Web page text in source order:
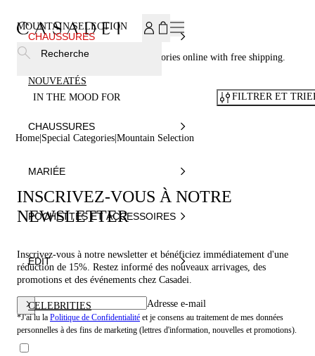
CHAUSSURES
NOUVEATÉS
CHAUSSURES
MARIÉE
POCHETTES ET ACCESSOIRES
EDIT
CELEBRITIES
Recherche
MOUNTAIN SELECTION
Casadei® - Shop your luxury accessories online with free shipping.
IN THE MOOD FOR FILTRER ET
Home Special Categories Mountain Selection
INSCRIVEZ-VOUS À NOTRE
NEWSLETTER
Inscrivez-vous à notre newsletter et bénéficiez immédiatement d'une
réduction de 15%. Restez informé des nouveaux arrivages, des
promotions et des événements chez Casadei.
Adresse e-mail
*J'ai lu la Politique de Confidentialité et je consens au traitement de mes données
personnelles à des fins de marketing (lettres d'information, nouvelles et promotions).